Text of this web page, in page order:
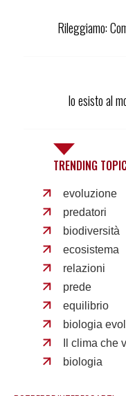
Rileggiamo:
Io esisto al
TRENDING
evoluzione
predatori
biodiversità
ecosistema
relazioni
prede
equilibrio
biologia
Il clima che
biologia